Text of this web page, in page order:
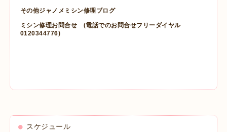
その他ジャノメミシン修理ブログ
ミシン修理お問合せ
(電話でのお問合せフリーダイヤル
0120344776)
スケジュール